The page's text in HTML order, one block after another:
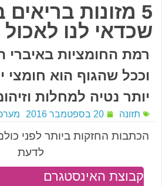
5 מזונות בריאים
שכדאי לנו לאכול
רמת החומציות באיברי
וככל שהגוף הוא חומצי
יותר נטיה למחלות
תזונה 20 בספטמבר 2016
הכתבות החזקות ביותר לפני
לדעת
קבוצת האינסטגרם